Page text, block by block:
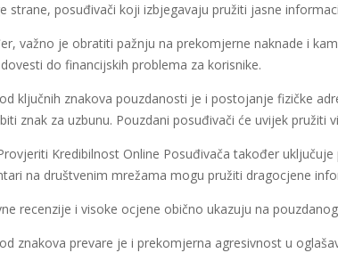
strane, posuđivači koji izbjegavaju pružiti jasne
važno je obratiti pažnju na prekomjerne naknade i
do financijskih problema za korisnike.
od ključnih znakova pouzdanosti je i postojanje fizičke
znak za uzbunu. Pouzdani posuđivači će uvijek
Kredibilnost Online Posuđivača također
na društvenim mrežama mogu pružiti dragocjene
recenzije i visoke ocjene obično ukazuju na
znakova prevare je i prekomjerna agresivnost u